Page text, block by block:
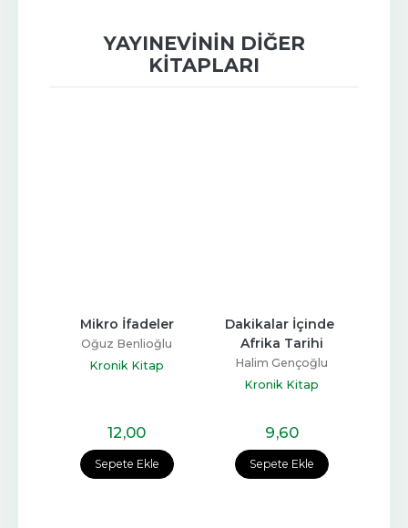
YAYINEVININ DIĞER
KITAPLARI
Sepete Ekle
Mikro İfadeler
Oğuz Benlioğlu
Kronik Kitap
12,00
Sepete Ekle
Dakikalar İçinde
Afrika Tarihi
Halim Gençoğlu
Kronik Kitap
9,60